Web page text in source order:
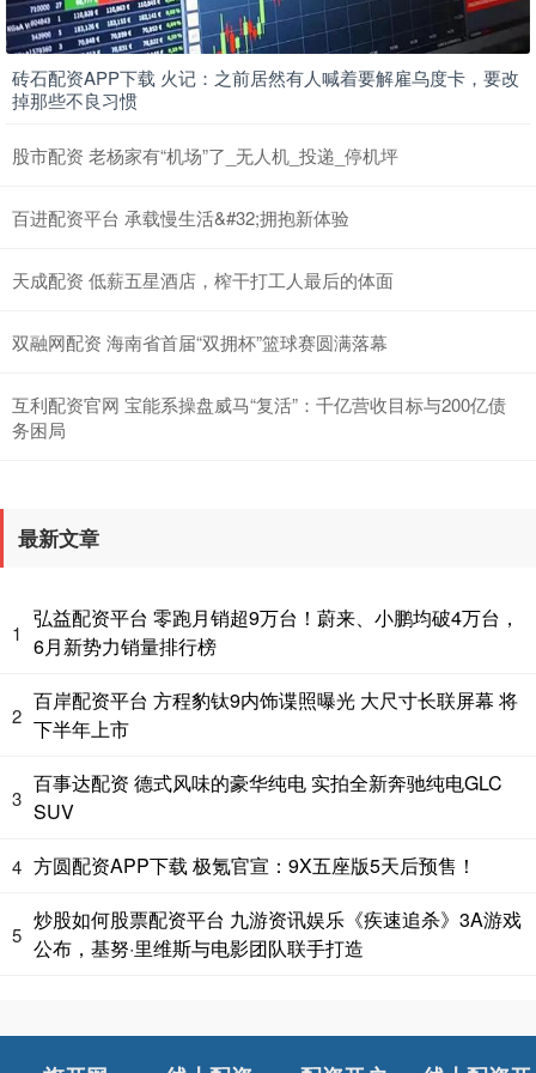
砖石配资APP下载 火记：之前居然有人喊着要解雇乌度卡，要改
掉那些不良习惯
股市配资 老杨家有“机场”了_无人机_投递_停机坪
百进配资平台 承载慢生活&#32;拥抱新体验
天成配资 低薪五星酒店，榨干打工人最后的体面
双融网配资 海南省首届“双拥杯”篮球赛圆满落幕
互利配资官网 宝能系操盘威马“复活”：千亿营收目标与200亿债
务困局
最新文章
1
弘益配资平台 零跑月销超9万台！蔚来、小鹏均破4万台，
6月新势力销量排行榜
2
百岸配资平台 方程豹钛9内饰谍照曝光 大尺寸长联屏幕 将
下半年上市
3
百事达配资 德式风味的豪华纯电 实拍全新奔驰纯电GLC
SUV
4 方圆配资APP下载 极氪官宣：9X五座版5天后预售！
5
炒股如何股票配资平台 九游资讯娱乐《疾速追杀》3A游戏
公布，基努·里维斯与电影团队联手打造